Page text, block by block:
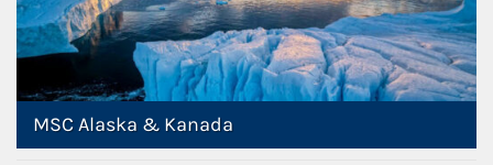
MSC Alaska & Kanada